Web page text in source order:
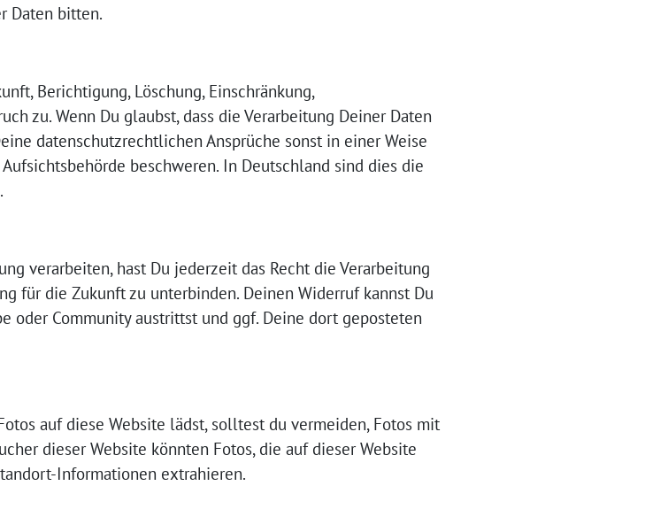
Daten bitten.
Berichtigung, Löschung, Einschränkung,
zu. Wenn Du glaubst, dass die Verarbeitung Deiner Daten
datenschutzrechtlichen Ansprüche sonst in einer Weise
beschweren. In Deutschland sind dies die
verarbeiten, hast Du jederzeit das Recht die Verarbeitung
für die Zukunft zu unterbinden. Deinen Widerruf kannst Du
oder Community austrittst und ggf. Deine dort geposteten
auf diese Website lädst, solltest du vermeiden, Fotos mit
dieser Website könnten Fotos, die auf dieser Website
Informationen extrahieren.